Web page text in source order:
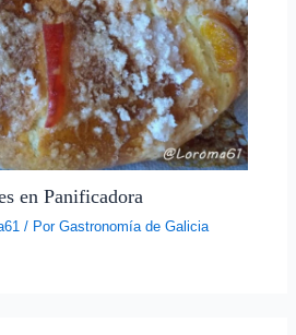
en Panificadora
/ PorGastronomía de Galicia